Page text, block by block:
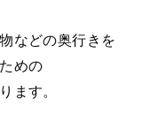
などの奥行きを
めの
ます。